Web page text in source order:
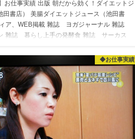
お仕事実績 出版 朝だから効く！ダイエットジ
田書店） 美腸ダイエットジュース（池田書
ア、WEB掲載 雜誌 ヨガジャーナル 雜誌
雜誌 暮らし上手の発酵食 雜誌 サーカス
◆お仕事実績